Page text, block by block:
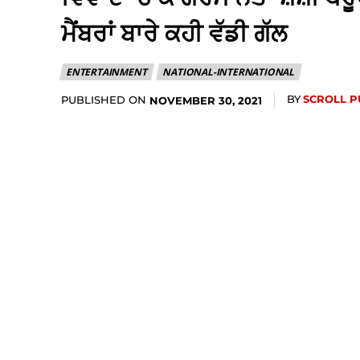
ਮੈਂਬਰਾਂ ਬਾਰੇ ਕਹੀ ਵੱਡੀ ਗੱਲ
ENTERTAINMENT NATIONAL-INTERNATIONAL
PUBLISHED ON NOVEMBER 30, 2021 BYSCROLL